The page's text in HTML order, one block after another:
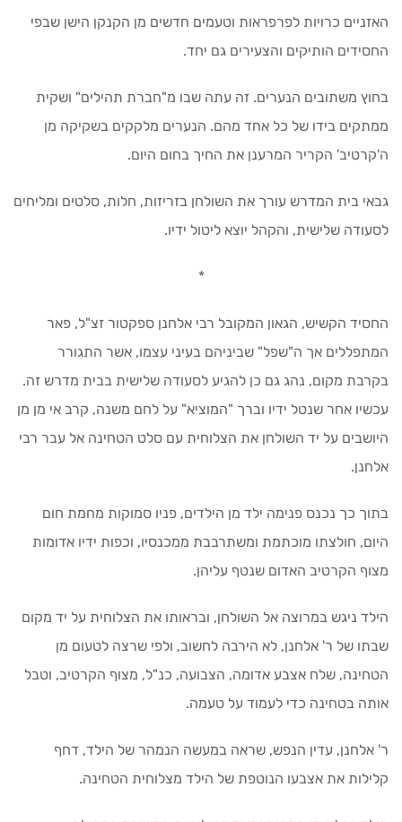
האזניים כרויות לפרפראות וטעמים חדשים מן הקנקן הישן שבפי
החסידים הותיקים והצעירים גם יחד.
בחוץ משתובים הנערים. זה עתה שבו מ"חברת תהילים" ושקית
ממתקים בידו של כל אחד מהם. הנערים מלקקים בשקיקה מן
ה'קרטיב' הקריר המרענן את החיך בחום היום.
גבאי בית המדרש עורך את השולחן בזריזות, חלות, סלטים ומליחים
לסעודה שלישית, והקהל יוצא ליטול ידיו.
*
החסיד הקשיש, הגאון המקובל רבי אלחנן ספקטור זצ"ל, פאר
המתפללים אך ה"שפל" שביניהם בעיני עצמו, אשר התגורר
בקרבת מקום, נהג גם כן להגיע לסעודה שלישית בבית מדרש זה.
עכשיו אחר שנטל ידיו וברך "המוציא" על לחם משנה, קרב אי מן מן
היושבים על יד השולחן את הצלוחית עם סלט הטחינה אל עבר רבי
אלחנן.
בתוך כך נכנס פנימה ילד מן הילדים, פניו סמוקות מחמת חום
היום, חולצתו מוכתמת ומשתרבבת ממכנסיו, וכפות ידיו אדומות
מצוף הקרטיב האדום שנטף עליהן.
הילד ניגש במרוצה אל השולחן, ובראותו את הצלוחית על יד מקום
שבתו של ר' אלחנן, לא הירבה לחשוב, ולפי שרצה לטעום מן
הטחינה, שלח אצבע אדומה, הצבועה, כנ"ל, מצוף הקרטיב, וטבל
אותה בטחינה כדי לעמוד על טעמה.
ר' אלחנן, עדין הנפש, שראה במעשה הנמהר של הילד, דחף
קלילות את אצבעו הנוטפת של הילד מצלוחית הטחינה.